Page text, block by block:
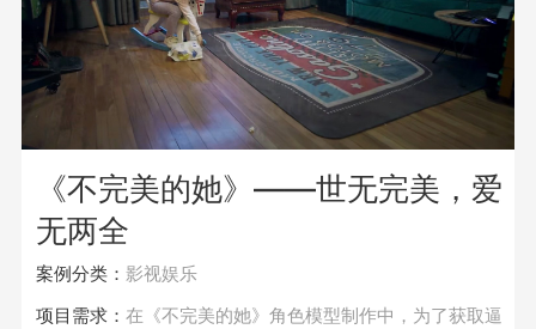
《不完美的她》——世无完美，爱
无两全
案例分类：影视娱乐
项目需求：在《不完美的她》角色模型制作中，为了获取逼